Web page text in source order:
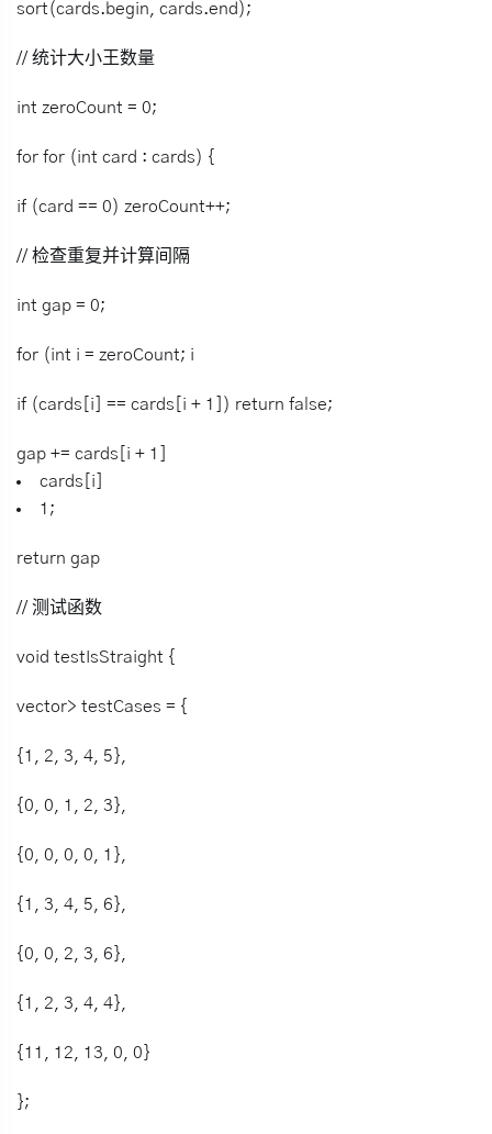
sort(cards.begin, cards.end);
// 统计大小王数量
int zeroCount = 0;
for for (int card : cards) {
if (card == 0) zeroCount++;
// 检查重复并计算间隔
int gap = 0;
for (int i = zeroCount; i
if (cards[i] == cards[i + 1]) return false;
gap += cards[i + 1]
cards[i]
1;
return gap
// 测试函数
void testIsStraight {
vector> testCases = {
{1, 2, 3, 4, 5},
{0, 0, 1, 2, 3},
{0, 0, 0, 0, 1},
{1, 3, 4, 5, 6},
{0, 0, 2, 3, 6},
{1, 2, 3, 4, 4},
{11, 12, 13, 0, 0}
};